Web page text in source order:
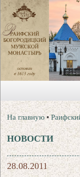
На главную •
НОВОСТИ
28.08.2011